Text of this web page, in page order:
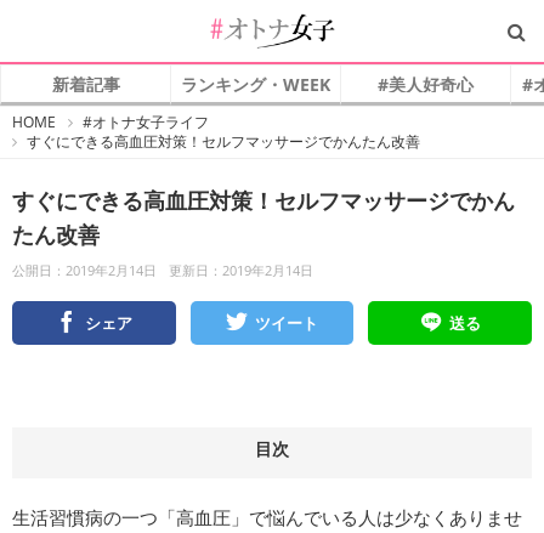
新着記事 ランキング・WEEK #美人好奇心 #
HOME
オ
ト
子
#オトナ女子ライフ
すぐにできる高血圧対策！セルフマッサージでかんたん改善
すぐにできる高血圧対策！セルフマッサージでかん
たん改善
公開日：2019年2月14日 更新日：2019年2月14日
シェア ツイート 送る
目次
生活習慣病の一つ「高血圧」で悩んでいる人は少なくありませ